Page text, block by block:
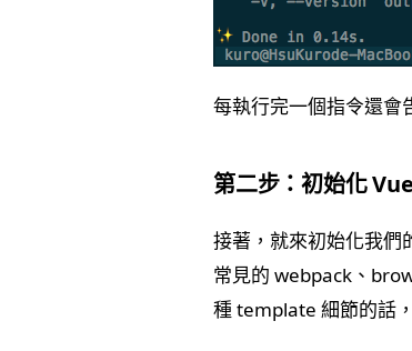
每執行完一個指令還會
第二步：初始化
接著，就來初始化我們
常見的 webpack、
種 template 細節的話